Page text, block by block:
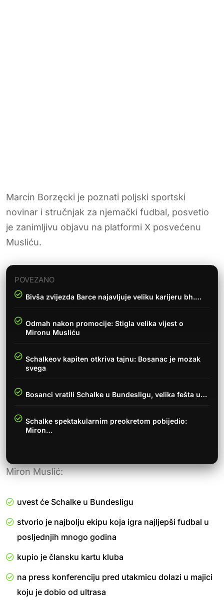
Marcin Borzęcki je poznati poljski sportski
novinar i stručnjak za njemački fudbal, posvetio
je zanimljivu objavu na platformi X posvećenu
Musliću.
POVEZANO
Bivša zvijezda Barce najavljuje veliku karijeru bh.…
Odmah nakon promocije: Stigla velika vijest o
Mironu Musliću
Schalkeov kapiten otkriva tajnu: Bosanac je mozak
svega
Bosanci vratili Schalke u Bundesligu, velika fešta u…
Schalke spektakularnim preokretom pobijedio:
Miron…
Miron Muslić:
uvest će Schalke u Bundesligu
stvorio je najbolju ekipu koja igra najljepši fudbal u
posljednjih mnogo godina
kupio je člansku kartu kluba
na press konferenciju pred utakmicu dolazi u majici
koju je dobio od ultrasa